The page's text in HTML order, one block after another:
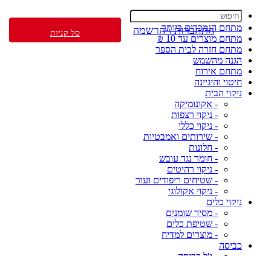
מתחם הנמכרים ביותר
מתחם מוצרים עד 10 ₪
מתחם חזרה לבית הספר
הגנה מהשמש
מתחם אירוח
חיטוי והיגיינה
ניקוי הבית
- אקונומיקה
- ניקוי רצפות
- ניקוי כללי
- שירותים ואמבטיות
- חלונות
- חומר נגד עובש
- ניקוי רהיטים
- שטיחים ריפודים ועור
- ניקוי אקולוגי
ניקוי כלים
- מסיר שומנים
- שטיפת כלים
- מוצרים למדיח
כביסה
התחברות \ הרשמה סל קניות